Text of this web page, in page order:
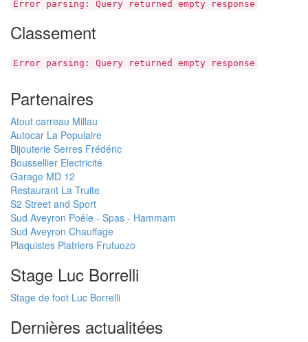
Error parsing: Query returned empty response
Classement
Error parsing: Query returned empty response
Partenaires
Atout carreau Millau
Autocar La Populaire
Bijouterie Serres Frédéric
Boussellier Electricité
Garage MD 12
Restaurant La Truite
S2 Street and Sport
Sud Aveyron Poêle - Spas - Hammam
Sud Aveyron Chauffage
Plaquistes Platriers Frutuozo
Stage Luc Borrelli
Stage de foot Luc Borrelli
Dernières actualitées